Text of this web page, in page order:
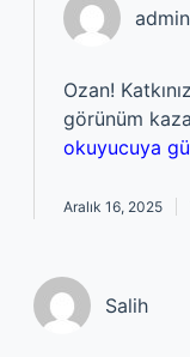
admin
Ozan!
görünüm
okuyucuya
Aralık 16, 2025
Salih